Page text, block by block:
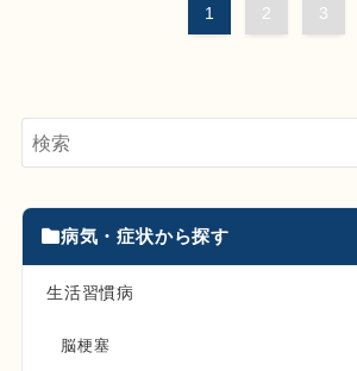
1 2 3
病気・症状から探す
生活習慣病
脳梗塞